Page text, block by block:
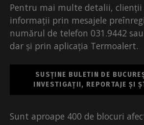
Pentru mai multe detalii, clienții
informații prin mesajele
numărul de telefon 031.9442
dar și prin aplicația Termoalert.
SUSȚINE BULETIN DE
INVESTIGAȚII, REPORTAJE ȘI
Sunt aproape 400 de blocuri